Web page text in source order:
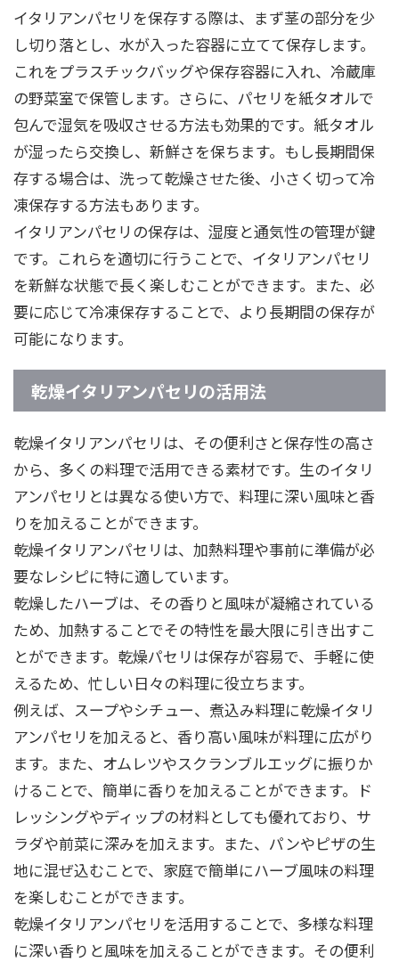
イタリアンパセリを保存する際は、まず茎の部分を少
し切り落とし、水が入った容器に立てて保存します。
これをプラスチックバッグや保存容器に入れ、冷蔵庫
の野菜室で保管します。さらに、パセリを紙タオルで
包んで湿気を吸収させる方法も効果的です。紙タオル
が湿ったら交換し、新鮮さを保ちます。もし長期間保
存する場合は、洗って乾燥させた後、小さく切って冷
凍保存する方法もあります。
イタリアンパセリの保存は、湿度と通気性の管理が鍵
です。これらを適切に行うことで、イタリアンパセリ
を新鮮な状態で長く楽しむことができます。また、必
要に応じて冷凍保存することで、より長期間の保存が
可能になります。
乾燥イタリアンパセリの活用法
乾燥イタリアンパセリは、その便利さと保存性の高さ
から、多くの料理で活用できる素材です。生のイタリ
アンパセリとは異なる使い方で、料理に深い風味と香
りを加えることができます。
乾燥イタリアンパセリは、加熱料理や事前に準備が必
要なレシピに特に適しています。
乾燥したハーブは、その香りと風味が凝縮されている
ため、加熱することでその特性を最大限に引き出すこ
とができます。乾燥パセリは保存が容易で、手軽に使
えるため、忙しい日々の料理に役立ちます。
例えば、スープやシチュー、煮込み料理に乾燥イタリ
アンパセリを加えると、香り高い風味が料理に広がり
ます。また、オムレツやスクランブルエッグに振りか
けることで、簡単に香りを加えることができます。ド
レッシングやディップの材料としても優れており、サ
ラダや前菜に深みを加えます。また、パンやピザの生
地に混ぜ込むことで、家庭で簡単にハーブ風味の料理
を楽しむことができます。
乾燥イタリアンパセリを活用することで、多様な料理
に深い香りと風味を加えることができます。その便利